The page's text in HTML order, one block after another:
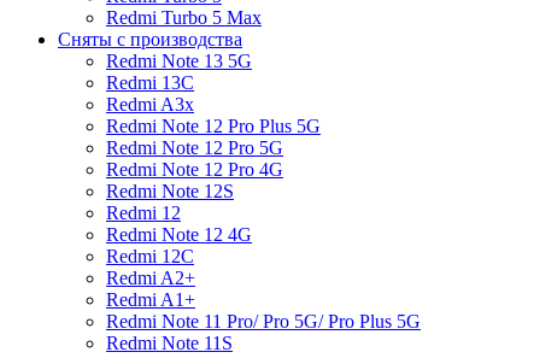
Redmi Turbo 5 Max
Сняты с производства
Redmi Note 13 5G
Redmi 13C
Redmi A3x
Redmi Note 12 Pro Plus 5G
Redmi Note 12 Pro 5G
Redmi Note 12 Pro 4G
Redmi Note 12S
Redmi 12
Redmi Note 12 4G
Redmi 12C
Redmi A2+
Redmi A1+
Redmi Note 11 Pro/ Pro 5G/ Pro Plus 5G
Redmi Note 11S